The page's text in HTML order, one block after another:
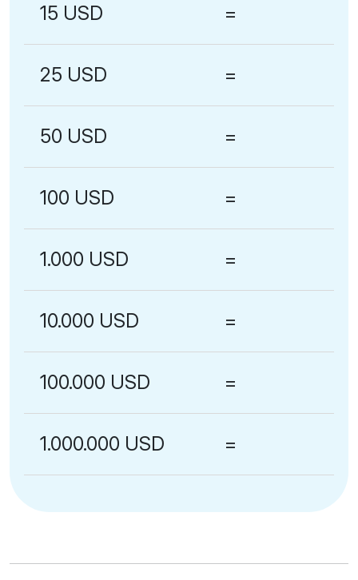
15 USD =
25 USD =
50 USD =
100 USD =
1.000 USD =
10.000 USD =
100.000 USD =
1.000.000 USD =